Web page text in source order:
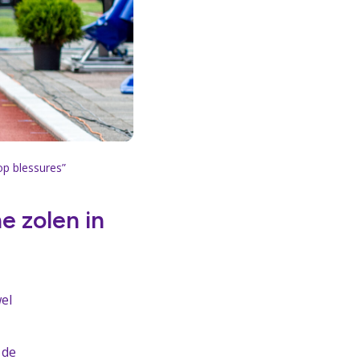
blessures”
zolen in